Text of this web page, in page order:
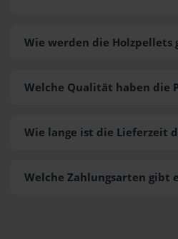
Wie werden die Holzpellets
Welche Zahlungsarten gibt
Welche Qualität haben die
Wie lange ist die Lieferzeit